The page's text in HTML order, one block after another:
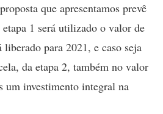
que apresentamos prevê
1 será utilizado o valor de
para 2021, e caso seja
da etapa 2, também no valor
um investimento integral na